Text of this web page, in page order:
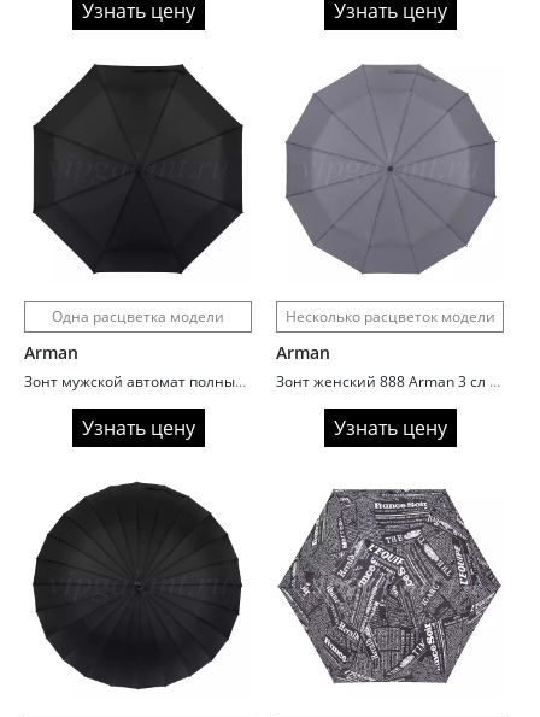
Узнать цену Узнать цену
Одна расцветка модели
Arman
Зонт мужской автомат полный Arman 306 ручка прямая
Узнать цену
Несколько расцветок модели
Arman
Зонт женский 888 Arman 3 сл с/а 12 спиц полиэстер reflective
Узнать цену